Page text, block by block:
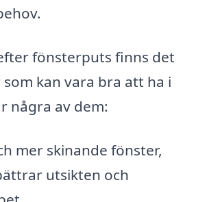
fönsterputs finns det
kan vara bra att ha i
några av dem:
mer skinande fönster,
utsikten och